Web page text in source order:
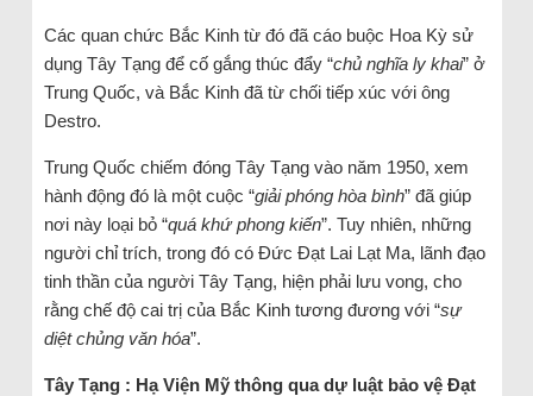
Các quan chức Bắc Kinh từ đó đã cáo buộc Hoa Kỳ sử
dụng Tây Tạng để cố gắng thúc đẩy “chủ nghĩa ly khai” ở
Trung Quốc, và Bắc Kinh đã từ chối tiếp xúc với ông
Destro.
Trung Quốc chiếm đóng Tây Tạng vào năm 1950, xem
hành động đó là một cuộc “giải phóng hòa bình” đã giúp
nơi này loại bỏ “quá khứ phong kiến”. Tuy nhiên, những
người chỉ trích, trong đó có Đức Đạt Lai Lạt Ma, lãnh đạo
tinh thần của người Tây Tạng, hiện phải lưu vong, cho
rằng chế độ cai trị của Bắc Kinh tương đương với “sự
diệt chủng văn hóa”.
Tây Tạng : Hạ Viện Mỹ thông qua dự luật bảo vệ Đạt